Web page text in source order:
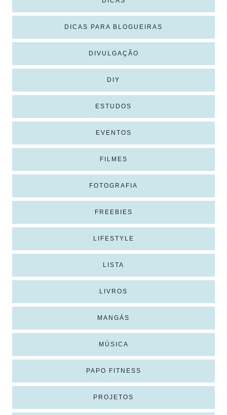
DICAS PARA BLOGUEIRAS
DIVULGAÇÃO
DIY
ESTUDOS
EVENTOS
FILMES
FOTOGRAFIA
FREEBIES
LIFESTYLE
LISTA
LIVROS
MANGÁS
MÚSICA
PAPO FITNESS
PROJETOS